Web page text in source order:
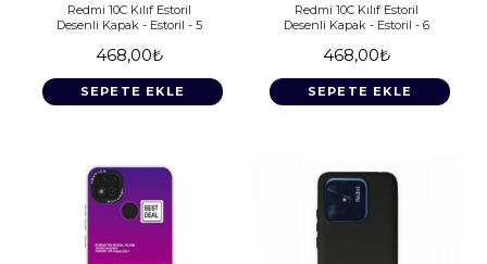
Redmi 10C Kılıf Estoril
Desenli Kapak - Estoril - 5
468,00₺
SEPETE EKLE
Redmi 10C Kılıf Estoril
Desenli Kapak - Estoril - 6
468,00₺
SEPETE EKLE